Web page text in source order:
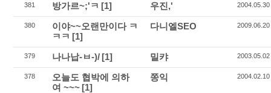
381 방가르~;'ㅋ [1] 우진,' 2004.05.30
380
이야~~오랜만이다 ㅋ
ㅋㅋ [1]
다니엘SEO 2009.06.20
379 나나납-ㅂ-)/ [1] 밀캬 2003.05.02
378
오늘도 협박에 의하
여 ~~~ [1]
쫑익 2004.02.10